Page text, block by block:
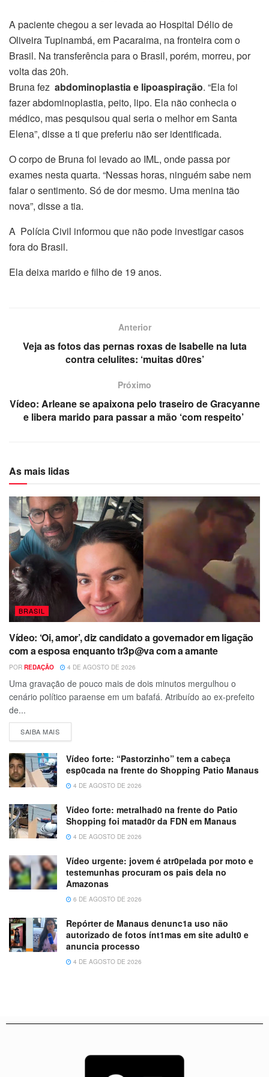
A paciente chegou a ser levada ao Hospital Délio de
Oliveira Tupinambá, em Pacaraima, na fronteira com o
Brasil. Na transferência para o Brasil, porém, morreu, por
volta das 20h.
Bruna fez abdominoplastia e lipoaspiração. “Ela foi
fazer abdominoplastia, peito, lipo. Ela não conhecia o
médico, mas pesquisou qual seria o melhor em Santa
Elena”, disse a ti que preferiu não ser identificada.
O corpo de Bruna foi levado ao IML, onde passa por
exames nesta quarta. “Nessas horas, ninguém sabe nem
falar o sentimento. Só de dor mesmo. Uma menina tão
nova”, disse a tia.
A Polícia Civil informou que não pode investigar casos
fora do Brasil.
Ela deixa marido e filho de 19 anos.
Anterior
Veja as fotos das pernas roxas de Isabelle na luta
contra celulites: ‘muitas d0res’
Próximo
Vídeo: Arleane se apaixona pelo traseiro de Gracyanne
e libera marido para passar a mão ‘com respeito’
As mais lidas
BRASIL
Vídeo: ‘Oi, amor’, diz candidato a governador em ligação
com a esposa enquanto tr3p@va com a amante
POR REDAÇÃO 4 DE AGOSTO DE 2026
Uma gravação de pouco mais de dois minutos mergulhou o
cenário político paraense em um bafafá. Atribuído ao ex-prefeito
de...
SAIBA MAIS
Vídeo forte: “Pastorzinho” tem a cabeça
esp0cada na frente do Shopping Patio Manaus
4 DE AGOSTO DE 2026
Vídeo forte: metralhad0 na frente do Patio
Shopping foi matad0r da FDN em Manaus
4 DE AGOSTO DE 2026
Vídeo urgente: jovem é atr0pelada por moto e
testemunhas procuram os pais dela no
Amazonas
6 DE AGOSTO DE 2026
Repórter de Manaus denunc1a uso não
autorizado de fotos ínt1mas em site adult0 e
anuncia processo
4 DE AGOSTO DE 2026